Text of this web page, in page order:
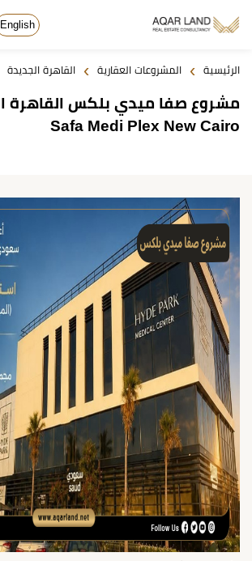
English
الرئيسية › المشروعات العقارية › القاهرة الجديدة
Safa Medi Plex New Cairo